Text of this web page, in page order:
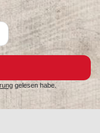
gelesen habe.